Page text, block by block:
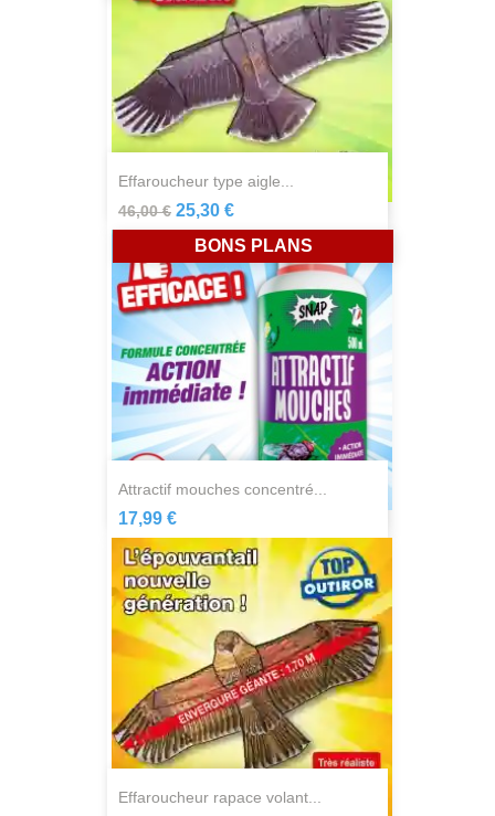
effaroucheur type aigle...
46,00 € 25,30 €
attractif mouches concentré...
17,99 €
BONS PLANS
effaroucheur rapace volant...